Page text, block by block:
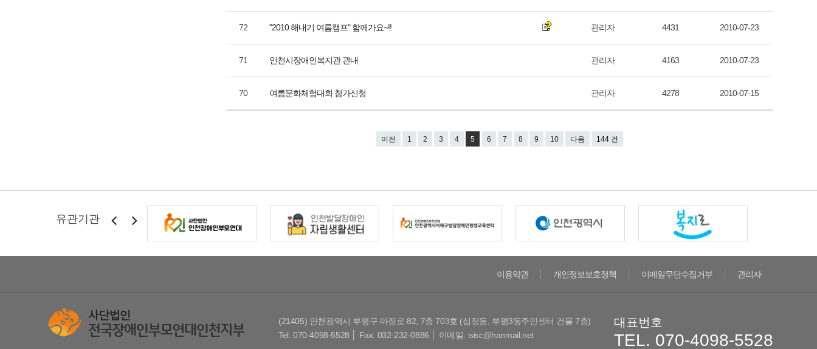
72 "2010 해내기 여름캠프" 함께가요~!! 관리자 4431 2010-07-23
71 인천시장애인복지관 관내 관리자 4163 2010-07-23
70 여름문화체험대회 참가신청 관리자 4278 2010-07-15
이전 1 2 3 4 5 6 7 8 9 10 다음 144 건
유관기관
이용약관 개인정보보호정책 이메일무단수집거부 관리자
(21405) 인천광역시 부평구 마장로 82, 7층 703호 (십정동, 부평3동주민센터 건물 7층)
Tel. 070-4098-5528 │ Fax. 032-232-0886 │ 이메일. isisc@hanmail.net
대표번호
TEL. 070-4098-5528